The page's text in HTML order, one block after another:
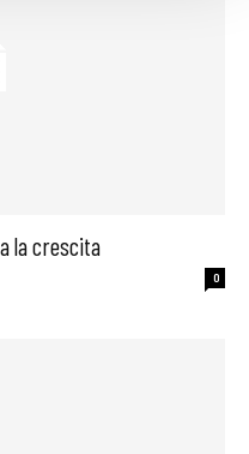
la crescita
0